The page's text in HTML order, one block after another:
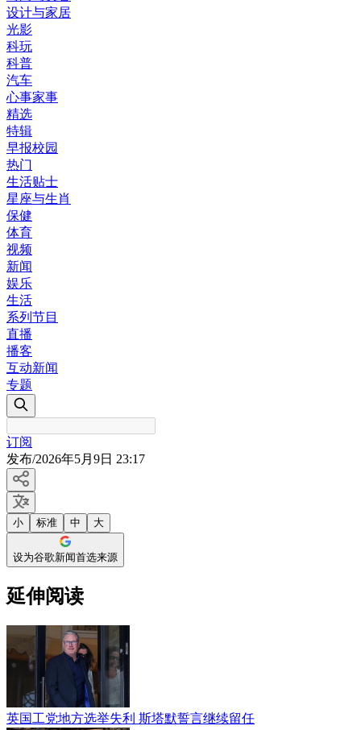
设计与家居
光影
科玩
科普
汽车
心事家事
精选
特辑
早报校园
热门
生活贴士
星座与生肖
保健
体育
视频
新闻
娱乐
生活
系列节目
直播
播客
互动新闻
专题
订阅
发布/2026年5月9日 23:17
小 标准 中 大
设为谷歌新闻首选来源
延伸阅读
英国工党地方选举失利 斯塔默誓言继续留任